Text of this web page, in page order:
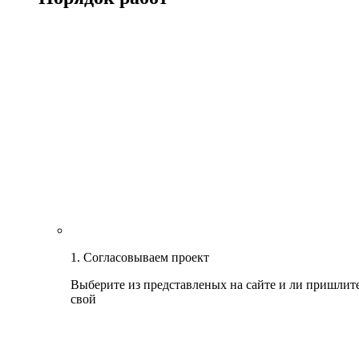
1. Согласовываем проект
Выберите из представленых на сайте и ли
свой